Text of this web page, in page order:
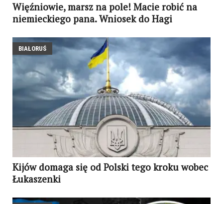
Więźniowie, marsz na pole! Macie robić na
niemieckiego pana. Wniosek do Hagi
BIAŁORUŚ
Kijów domaga się od Polski tego kroku wobec
Łukaszenki